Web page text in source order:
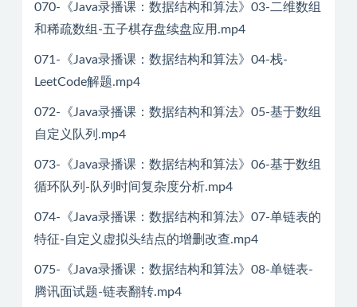
070-《Java录播课：数据结构和算法》03-二维数组
和稀疏数组-五子棋存盘续盘应用.mp4
071-《Java录播课：数据结构和算法》04-栈-
LeetCode解题.mp4
072-《Java录播课：数据结构和算法》05-基于数组
自定义队列.mp4
073-《Java录播课：数据结构和算法》06-基于数组
循环队列-队列时间复杂度分析.mp4
074-《Java录播课：数据结构和算法》07-单链表的
特征-自定义虚拟头结点的增删改查.mp4
075-《Java录播课：数据结构和算法》08-单链表-
腾讯面试题-链表翻转.mp4